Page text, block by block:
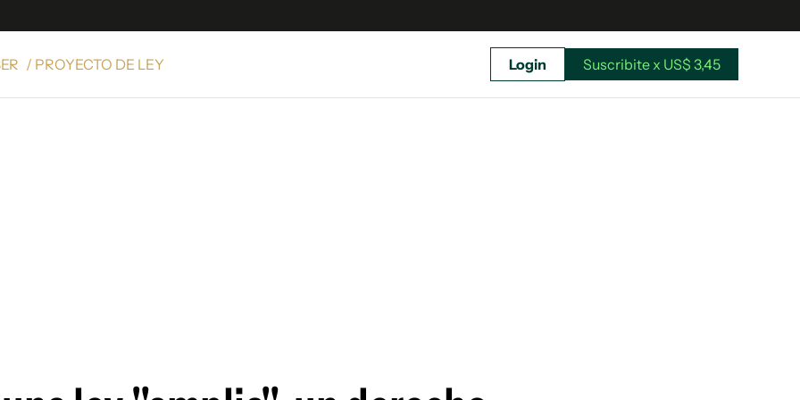
/ PROYECTO DE LEY Login Suscribite x US$ 3,45